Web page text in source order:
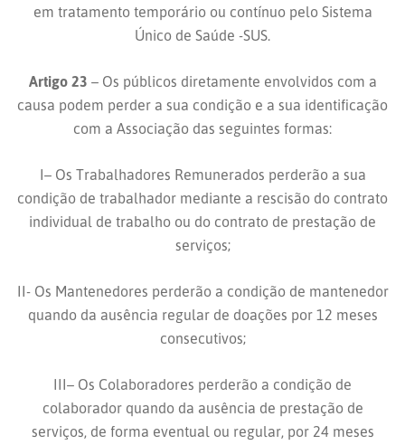
em tratamento temporário ou contínuo pelo Sistema
Único de Saúde -SUS.
Artigo 23 – Os públicos diretamente envolvidos com a
causa podem perder a sua condição e a sua identificação
com a Associação das seguintes formas:
I– Os Trabalhadores Remunerados perderão a sua
condição de trabalhador mediante a rescisão do contrato
individual de trabalho ou do contrato de prestação de
serviços;
II- Os Mantenedores perderão a condição de mantenedor
quando da ausência regular de doações por 12 meses
consecutivos;
III– Os Colaboradores perderão a condição de
colaborador quando da ausência de prestação de
serviços, de forma eventual ou regular, por 24 meses